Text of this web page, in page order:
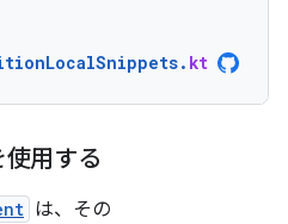
. kt
使用する
は、その